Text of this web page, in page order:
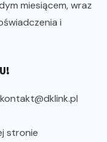
miesiącem, wraz
i
stronie